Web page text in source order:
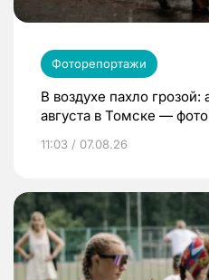
Фоторепортажи
В воздухе пахло
августа в Томске — фото
11:03 / 07.08.26